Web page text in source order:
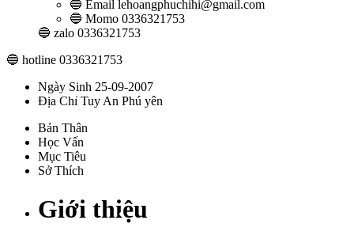
•
•
🔵 Email lehoangphuchihi@gmail.com
🔵 Momo 0336321753
🔵 zalo 0336321753
🔵 hotline 0336321753
Ngày Sinh 25-09-2007
Địa Chỉ Tuy An Phú yên
Bản Thân
Học Vấn
Mục Tiêu
Sở Thích
Giới thiệu